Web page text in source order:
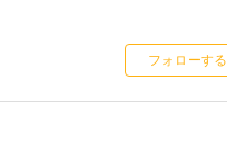
フォローする